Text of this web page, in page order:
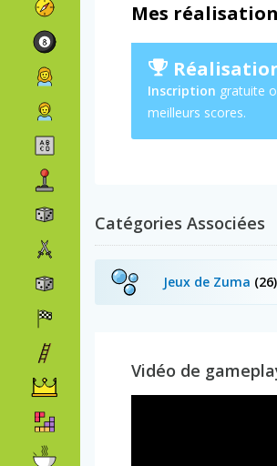
Mes
Inscription gratuite
meilleurs scores.
Catégories Associées
Jeux de Zuma (26)
Vidéo de